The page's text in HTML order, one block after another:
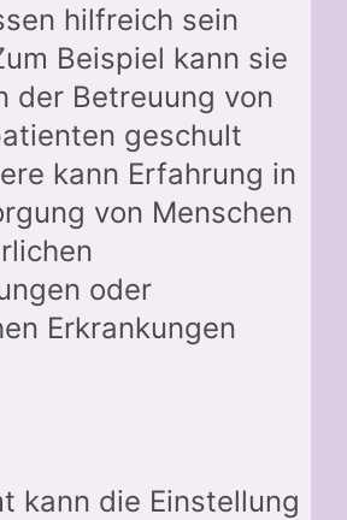
hilfreich sein
Beispiel kann sie
der Betreuung von
geschult
kann Erfahrung in
von Menschen
oder
Erkrankungen
kann die Einstellung